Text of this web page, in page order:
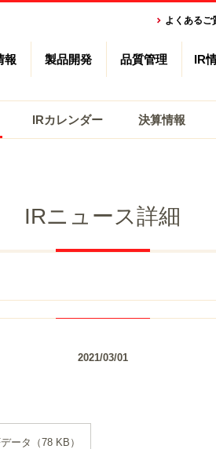
報 製品開発 品質管理 IR
よくあるご
IRカレンダー 決算情報
IRニュース詳細
2021/03/01
ータ（78 KB）